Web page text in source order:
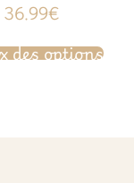
4.63
sur 5
36.99€
des options